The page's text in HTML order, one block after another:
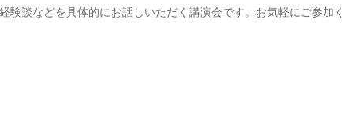
験談などを具体的にお話しいただく講演会です。お気軽にご参加く